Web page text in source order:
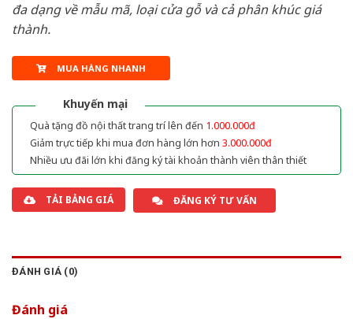
đa dạng về mẫu mã, loại cửa gỗ và cả phân khúc giá
thành.
MUA HÀNG NHANH
Khuyến mại
Quà tặng đồ nội thất trang trí lên đến 1.000.000đ
Giảm trực tiếp khi mua đơn hàng lớn hơn 3.000.000đ
Nhiều ưu đãi lớn khi đăng ký tài khoản thành viên thân thiết
TẢI BẢNG GIÁ ĐĂNG KÝ TƯ VẤN
ĐÁNH GIÁ (0)
Đánh giá